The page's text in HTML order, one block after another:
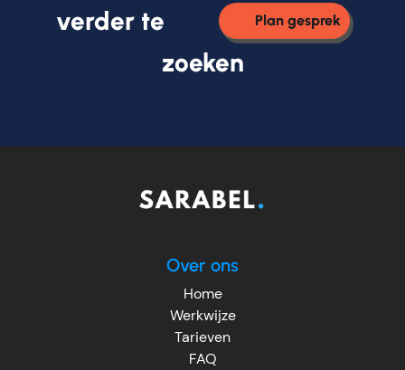
verder te
Plan gesprek
zoeken
Over ons
Home
Werkwijze
Tarieven
FAQ